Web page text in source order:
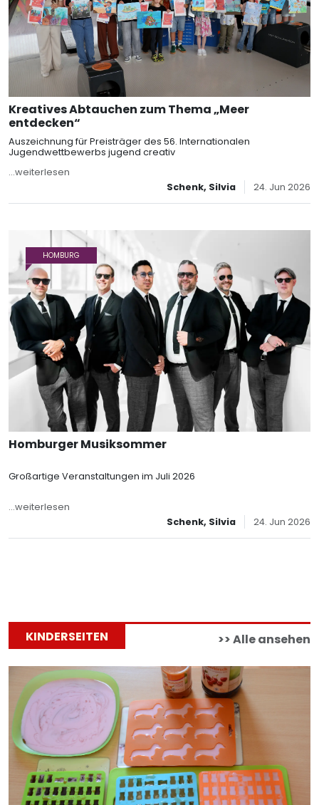
Kreatives Abtauchen zum Thema „Meer
entdecken“
Auszeichnung für Preisträger des 56. Internationalen
Jugendwettbewerbs jugend creativ
...weiterlesen
Schenk, Silvia 24. Jun 2026
Homburger Musiksommer
Großartige Veranstaltungen im Juli 2026
...weiterlesen
HOMBURG
Schenk, Silvia 24. Jun 2026
KINDERSEITEN >> Alle ansehen